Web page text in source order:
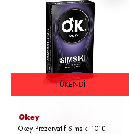
TÜKENDI
Okey
Okey Prezervatıf Sımsıkı 10'lü